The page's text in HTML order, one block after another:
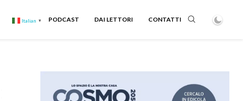
Italian ▼ PODCAST DAI LETTORI CONTATTI